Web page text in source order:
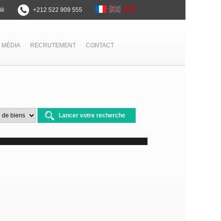
+212 522 909 555
MÉDIA RECRUTEMENT CONTACT